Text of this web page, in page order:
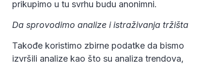
prikupimo u tu svrhu budu anonimni.
Da sprovodimo analize i istraživanja tržišta
Takođe koristimo zbirne podatke da bismo
izvršili analize kao što su analiza trendova,